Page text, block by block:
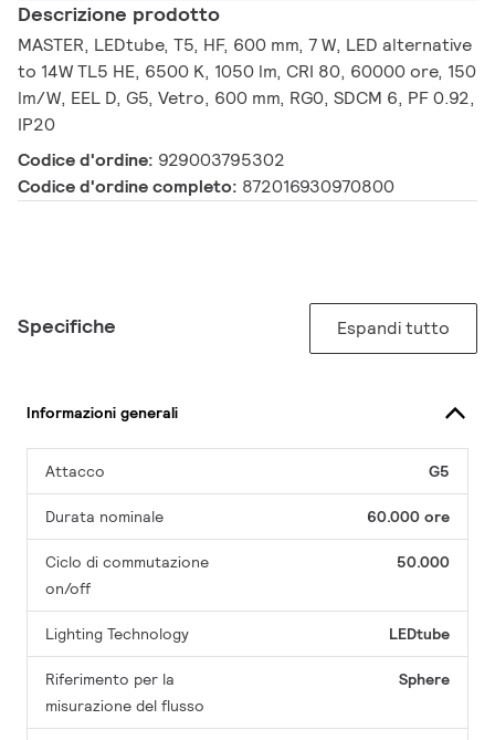
Descrizione prodotto
MASTER, LEDtube, T5, HF, 600 mm, 7 W, LED alternative
to 14W TL5 HE, 6500 K, 1050 lm, CRI 80, 60000 ore, 150
lm/W, EEL D, G5, Vetro, 600 mm, RG0, SDCM 6, PF 0.92,
IP20
Codice d'ordine: 929003795302
Codice d'ordine completo: 872016930970800
Specifiche Espandi tutto
Informazioni generali
Attacco G5
Durata nominale 60.000 ore
Ciclo di commutazione
on/off
50.000
Lighting Technology LEDtube
Riferimento per la
misurazione del flusso
Sphere